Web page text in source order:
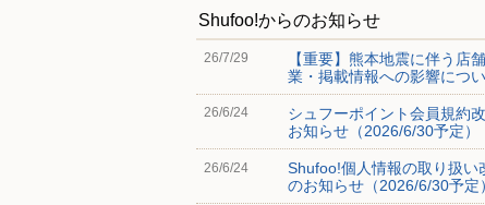
Shufoo!からのお知らせ
26/7/29
【重要】熊本地震に伴う店
業・掲載情報への影響につ
26/6/24
シュフーポイント会員規約
お知らせ（2026/6/30予定）
26/6/24
Shufoo!個人情報の取り扱い
のお知らせ（2026/6/30予定）